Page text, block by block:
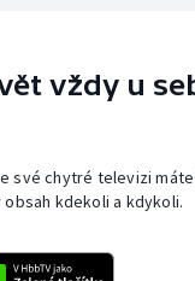
vždy u
své chytré televizi
kdekoli a kdykoli.